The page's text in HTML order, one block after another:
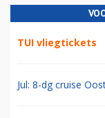
TUI vliegtickets
Jul: 8-dg cruise